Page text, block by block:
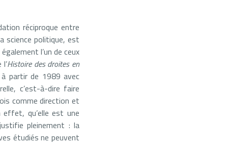
réciproque entre
science politique, est
l’un de ceux
Histoire des droites en
partir de 1989 avec
c’est-à-dire faire
comme direction et
effet, qu’elle est une
pleinement : la
étudiés ne peuvent